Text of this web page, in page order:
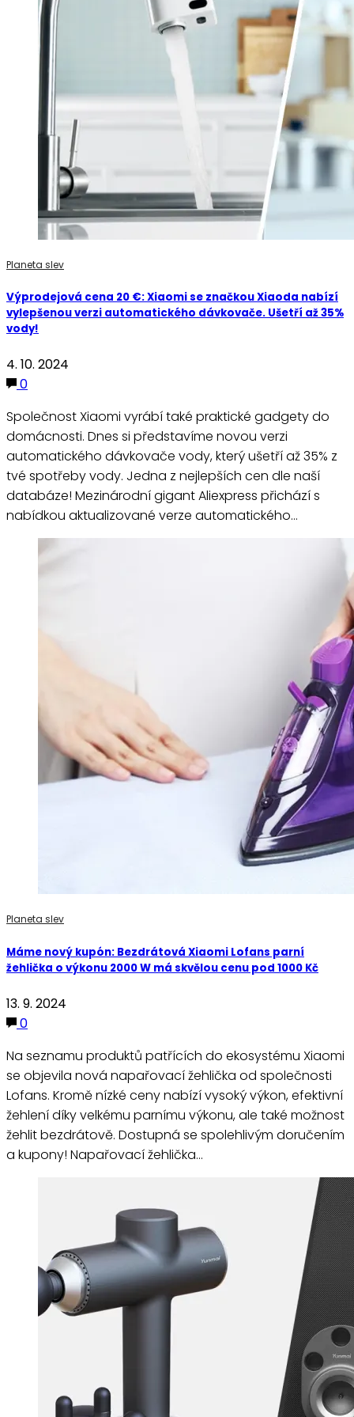
Planeta slev
Výprodejová cena 20 €: Xiaomi se značkou Xiaoda nabízí
vylepšenou verzi automatického dávkovače. Ušetří až 35%
vody!
4. 10. 2024
0
Společnost Xiaomi vyrábí také praktické gadgety do
domácnosti. Dnes si představíme novou verzi
automatického dávkovače vody, který ušetří až 35% z
tvé spotřeby vody. Jedna z nejlepších cen dle naší
databáze! Mezinárodní gigant Aliexpress přichází s
nabídkou aktualizované verze automatického…
Planeta slev
Máme nový kupón: Bezdrátová Xiaomi Lofans parní
žehlička o výkonu 2000 W má skvělou cenu pod 1000 Kč
13. 9. 2024
0
Na seznamu produktů patřících do ekosystému Xiaomi
se objevila nová napařovací žehlička od společnosti
Lofans. Kromě nízké ceny nabízí vysoký výkon, efektivní
žehlení díky velkému parnímu výkonu, ale také možnost
žehlit bezdrátově. Dostupná se spolehlivým doručením
a kupony! Napařovací žehlička…